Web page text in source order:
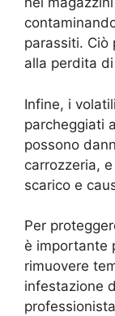
parassiti. Ciò
alla perdita
Infine, i
parcheggiati
possono
carrozzeria,
scarico e
Per
è importante
rimuovere
infestazione